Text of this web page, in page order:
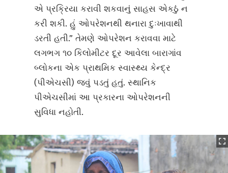
એ પ્રક્રિયા કરાવી શકવાનું સાહસ એકઠું ન
કરી શકી. હું ઓપરેશનથી થનારા દુઃખાવાથી
ડરતી હતી.” તેમણે ઓપરેશન કરાવવા માટે
લગભગ ૧૦ કિલોમીટર દૂર આવેલા બારાગાંવ
બ્લોકના એક પ્રાથમિક સ્વાસ્થ્ય કેન્દ્ર
(પીએચસી) જવું પડતું હતું. સ્થાનિક
પીએચસીમાં આ પ્રકારના ઓપરેશનની
સુવિધા નહોતી.